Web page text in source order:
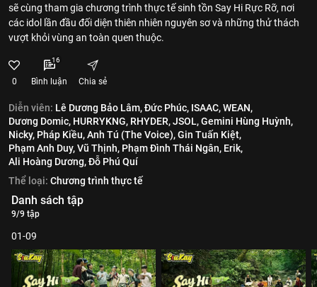
sẽ cùng tham gia chương trình thực tế sinh tồn Say Hi Rực Rỡ, nơi
các idol lần đầu đối diện thiên nhiên nguyên sơ và những thử thách
vượt khỏi vùng an toàn quen thuộc.
0
16
Bình luận Chia sẻ
Diễn viên: Lê Dương Bảo Lâm,Đức Phúc, ISAAC,WEAN,
Dương Domic, HURRYKNG, RHYDER,JSOL,Gemini Hùng Huỳnh,
Nicky, Pháp Kiều,Anh Tú (The Voice),Gin Tuấn Kiệt,
Phạm Anh Duy,Vũ Thịnh, Phạm Đình Thái Ngân, Erik,
Ali Hoàng Dương,Đỗ Phú Quí
Thể loại: Chương trình thực tế
Danh sách tập
9/9 tập
01-09